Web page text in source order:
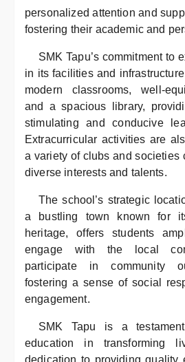
personalized attention and
fostering their academic and
SMK Tapu’s commitment to
in its facilities and
modern classrooms, well-
and a spacious library,
stimulating and conducive
Extracurricular activities are
a variety of clubs and societies
diverse interests and talents.
The school’s strategic
a bustling town known for
heritage, offers students
engage with the local
participate in community
fostering a sense of social
engagement.
SMK Tapu is a
education in transforming
dedication to providing quality